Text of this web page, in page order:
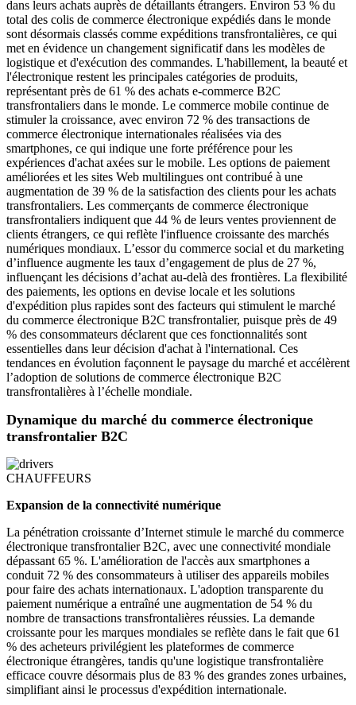
dans leurs achats auprès de détaillants étrangers. Environ 53 % du
total des colis de commerce électronique expédiés dans le monde
sont désormais classés comme expéditions transfrontalières, ce qui
met en évidence un changement significatif dans les modèles de
logistique et d'exécution des commandes. L'habillement, la beauté et
l'électronique restent les principales catégories de produits,
représentant près de 61 % des achats e-commerce B2C
transfrontaliers dans le monde. Le commerce mobile continue de
stimuler la croissance, avec environ 72 % des transactions de
commerce électronique internationales réalisées via des
smartphones, ce qui indique une forte préférence pour les
expériences d'achat axées sur le mobile. Les options de paiement
améliorées et les sites Web multilingues ont contribué à une
augmentation de 39 % de la satisfaction des clients pour les achats
transfrontaliers. Les commerçants de commerce électronique
transfrontaliers indiquent que 44 % de leurs ventes proviennent de
clients étrangers, ce qui reflète l'influence croissante des marchés
numériques mondiaux. L’essor du commerce social et du marketing
d’influence augmente les taux d’engagement de plus de 27 %,
influençant les décisions d’achat au-delà des frontières. La flexibilité
des paiements, les options en devise locale et les solutions
d'expédition plus rapides sont des facteurs qui stimulent le marché
du commerce électronique B2C transfrontalier, puisque près de 49
% des consommateurs déclarent que ces fonctionnalités sont
essentielles dans leur décision d'achat à l'international. Ces
tendances en évolution façonnent le paysage du marché et accélèrent
l’adoption de solutions de commerce électronique B2C
transfrontalières à l’échelle mondiale.
Dynamique du marché du commerce électronique
transfrontalier B2C
CHAUFFEURS
Expansion de la connectivité numérique
La pénétration croissante d’Internet stimule le marché du commerce
électronique transfrontalier B2C, avec une connectivité mondiale
dépassant 65 %. L'amélioration de l'accès aux smartphones a
conduit 72 % des consommateurs à utiliser des appareils mobiles
pour faire des achats internationaux. L'adoption transparente du
paiement numérique a entraîné une augmentation de 54 % du
nombre de transactions transfrontalières réussies. La demande
croissante pour les marques mondiales se reflète dans le fait que 61
% des acheteurs privilégient les plateformes de commerce
électronique étrangères, tandis qu'une logistique transfrontalière
efficace couvre désormais plus de 83 % des grandes zones urbaines,
simplifiant ainsi le processus d'expédition internationale.